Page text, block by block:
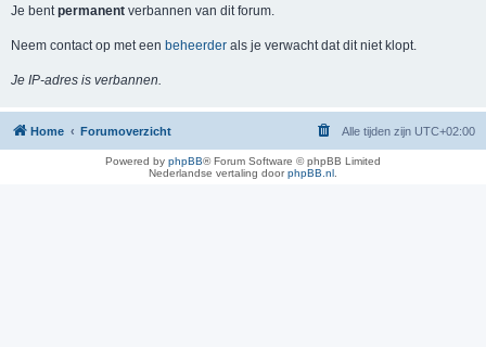
Je bentpermanent verbannen van dit forum.
Neem contact op met een beheerder als je verwacht dat dit niet klopt.
Je IP-adres is verbannen.
Home Forumoverzicht Alle tijden zijn UTC+02:00
Powered by phpBB® Forum Software © phpBB Limited
Nederlandse vertaling doorphpBB.nl